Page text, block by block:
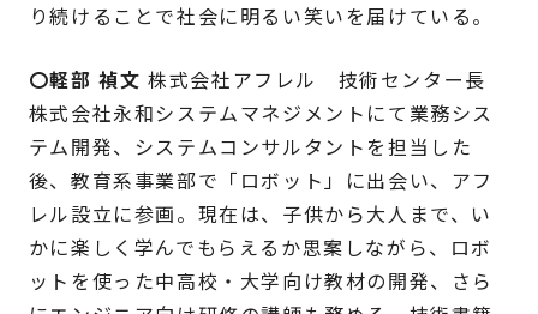
り続けることで社会に明るい笑いを届けている。
〇軽部 禎文 株式会社アフレル 技術センター長
株式会社永和システムマネジメントにて業務シス
テム開発、システムコンサルタントを担当した
後、教育系事業部で「ロボット」に出会い、アフ
レル設立に参画。現在は、子供から大人まで、い
かに楽しく学んでもらえるか思案しながら、ロボ
ットを使った中高校・大学向け教材の開発、さら